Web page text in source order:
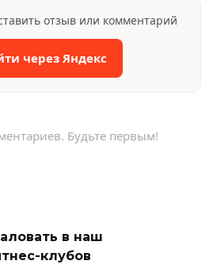
отзыв или комментарий
через Яндекс
Будьте первым!
в наш
клубов